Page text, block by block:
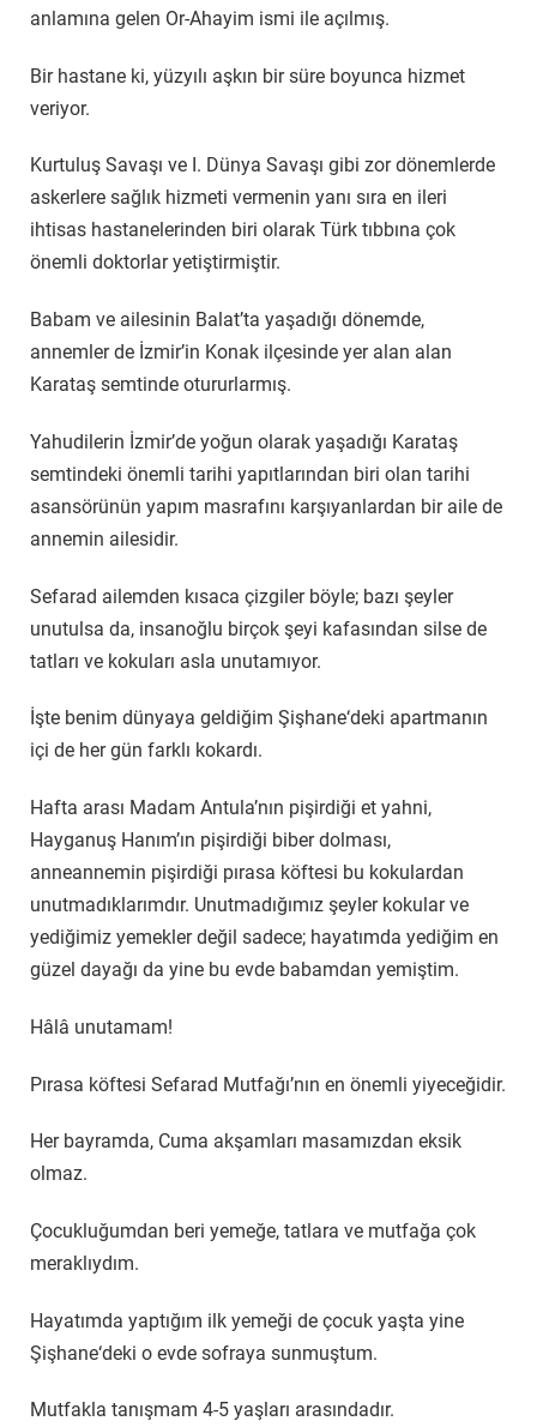
anlamına gelen Or-Ahayim ismi ile açılmış.
Bir hastane ki, yüzyılı aşkın bir süre boyunca hizmet
veriyor.
Kurtuluş Savaşı ve I. Dünya Savaşı gibi zor dönemlerde
askerlere sağlık hizmeti vermenin yanı sıra en ileri
ihtisas hastanelerinden biri olarak Türk tıbbına çok
önemli doktorlar yetiştirmiştir.
Babam ve ailesinin Balat’ta yaşadığı dönemde,
annemler de İzmir’in Konak ilçesinde yer alan alan
Karataş semtinde otururlarmış.
Yahudilerin İzmir’de yoğun olarak yaşadığı Karataş
semtindeki önemli tarihi yapıtlarından biri olan tarihi
asansörünün yapım masrafını karşıyanlardan bir aile de
annemin ailesidir.
Sefarad ailemden kısaca çizgiler böyle; bazı şeyler
unutulsa da, insanoğlu birçok şeyi kafasından silse de
tatları ve kokuları asla unutamıyor.
İşte benim dünyaya geldiğim Şişhane‘deki apartmanın
içi de her gün farklı kokardı.
Hafta arası Madam Antula’nın pişirdiği et yahni,
Hayganuş Hanım’ın pişirdiği biber dolması,
anneannemin pişirdiği pırasa köftesi bu kokulardan
unutmadıklarımdır. Unutmadığımız şeyler kokular ve
yediğimiz yemekler değil sadece; hayatımda yediğim en
güzel dayağı da yine bu evde babamdan yemiştim.
Hâlâ unutamam!
Pırasa köftesi Sefarad Mutfağı’nın en önemli yiyeceğidir.
Her bayramda, Cuma akşamları masamızdan eksik
olmaz.
Çocukluğumdan beri yemeğe, tatlara ve mutfağa çok
meraklıydım.
Hayatımda yaptığım ilk yemeği de çocuk yaşta yine
Şişhane‘deki o evde sofraya sunmuştum.
Mutfakla tanışmam 4-5 yaşları arasındadır.